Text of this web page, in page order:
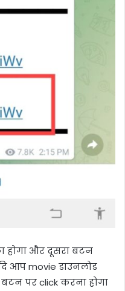
और दूसरा बटन
आप movie डाउनलोड
पर click करना होगा